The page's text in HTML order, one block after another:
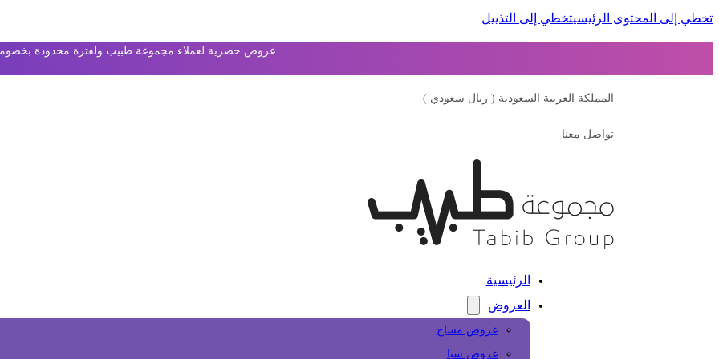
تخطي إلى المحتوى الرئيسيتخطي إلى التذييل
عروض حصرية لعملاء مجموعة طبيب ولفترة محدودة بخصومات
المملكة العربية السعودية ( ريال سعودي )
تواصل معنا
الرئيسية
العروض
عروض مساج
عروض سبا